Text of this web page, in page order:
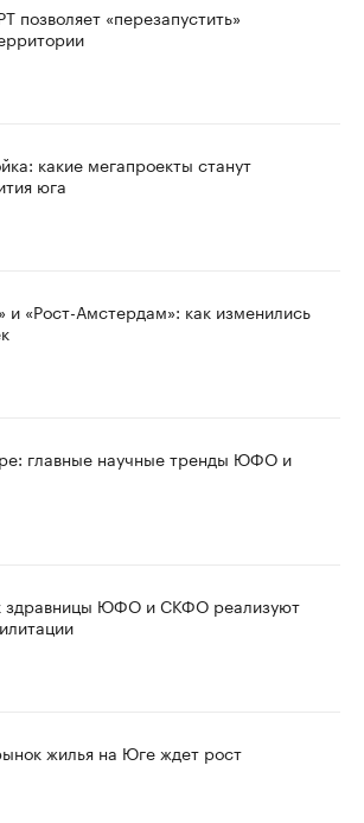
позволяет «перезапустить»
какие мегапроекты станут
юга
и «Рост-Амстердам»: как изменились
главные научные тренды ЮФО и
здравницы ЮФО и СКФО реализуют
жилья на Юге ждет рост